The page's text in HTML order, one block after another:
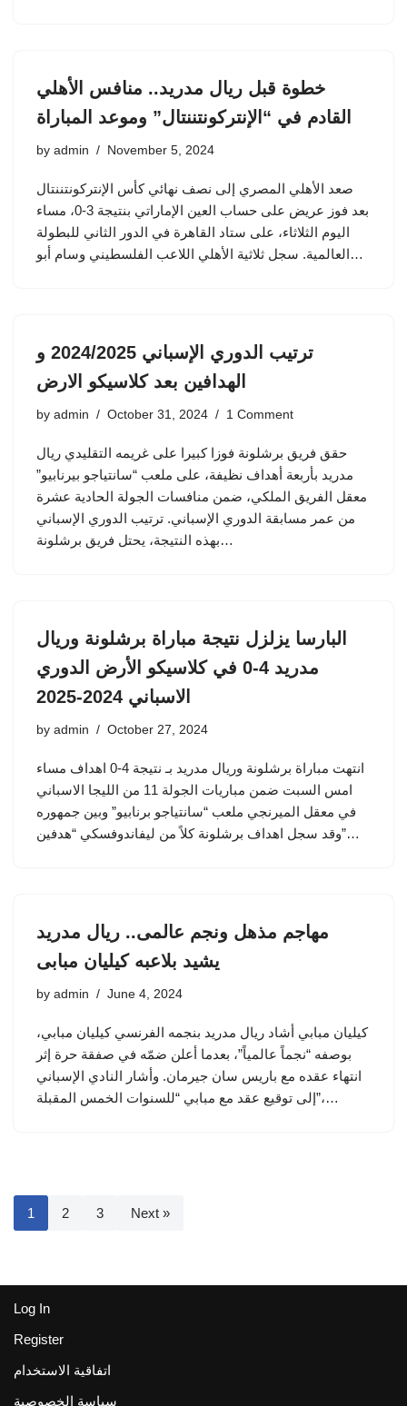
خطوة قبل ريال مدريد.. منافس الأهلي
القادم في “الإنتركونتننتال” وموعد المباراة
by admin November 5, 2024
صعد الأهلي المصري إلى نصف نهائي كأس الإنتركونتننتال
بعد فوز عريض على حساب العين الإماراتي بنتيجة 3-0، مساء
اليوم الثلاثاء، على ستاد القاهرة في الدور الثاني للبطولة
العالمية. سجل ثلاثية الأهلي اللاعب الفلسطيني وسام أبو…
ترتيب الدوري الإسباني 2024/2025 و
الهدافين بعد كلاسيكو الارض
by admin October 31, 2024 1 Comment
حقق فريق برشلونة فوزا كبيرا على غريمه التقليدي ريال
مدريد بأربعة أهداف نظيفة، على ملعب “سانتياجو بيرنابيو”
معقل الفريق الملكي، ضمن منافسات الجولة الحادية عشرة
من عمر مسابقة الدوري الإسباني. ترتيب الدوري الإسباني
بهذه النتيجة، يحتل فريق برشلونة…
البارسا يزلزل نتيجة مباراة برشلونة وريال
مدريد 4-0 في كلاسيكو الأرض الدوري
الاسباني 2024-2025
by admin October 27, 2024
انتهت مباراة برشلونة وريال مدريد بـ نتيجة 4-0 اهداف مساء
امس السبت ضمن مباريات الجولة 11 من الليجا الاسباني
في معقل الميرنجي ملعب “سانتياجو برنابيو” وبين جمهوره
وقد سجل اهداف برشلونة كلاً من ليفاندوفسكي “هدفين”…
مهاجم مذهل ونجم عالمى.. ريال مدريد
يشيد بلاعبه كيليان مبابى
by admin June 4, 2024
كيليان مبابي أشاد ريال مدريد بنجمه الفرنسي كيليان مبابي،
بوصفه “نجماً عالمياً”، بعدما أعلن ضمّه في صفقة حرة إثر
انتهاء عقده مع باريس سان جيرمان. وأشار النادي الإسباني
إلى توقيع عقد مع مبابي “للسنوات الخمس المقبلة”،…
1 2 3 Next »
Log In
Register
اتفاقية الاستخدام
سياسة الخصوصية